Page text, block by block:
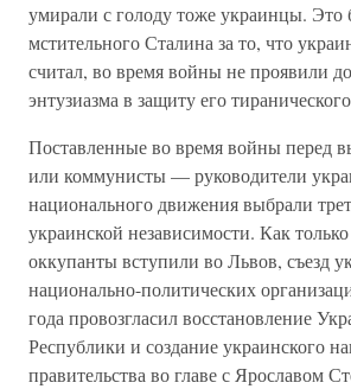
умирали с голоду тоже украинцы. Это
мстительного Сталина за то, что
считал, во время войны не проявили
энтузиазма в защиту его
Поставленные во время войны перед
или коммунисты — руководители
национального движения выбрали
украинской независимости. Как
оккупанты вступили во Львов, съезд
национально-политических
года провозгласил восстановление
Республики и создание украинского
правительства во главе с Ярославом